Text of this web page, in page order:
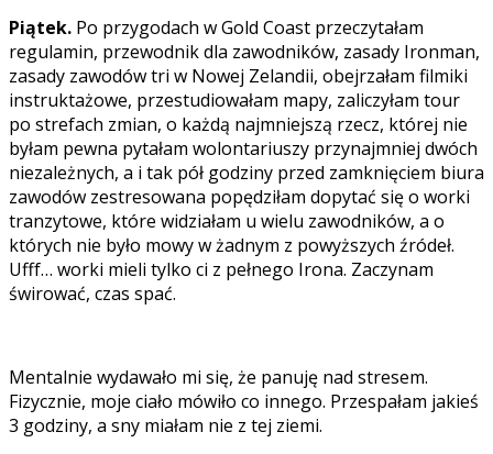
Piątek. Po przygodach w Gold Coast przeczytałam
regulamin, przewodnik dla zawodników, zasady Ironman,
zasady zawodów tri w Nowej Zelandii, obejrzałam filmiki
instruktażowe, przestudiowałam mapy, zaliczyłam tour
po strefach zmian, o każdą najmniejszą rzecz, której nie
byłam pewna pytałam wolontariuszy przynajmniej dwóch
niezależnych, a i tak pół godziny przed zamknięciem biura
zawodów zestresowana popędziłam dopytać się o worki
tranzytowe, które widziałam u wielu zawodników, a o
których nie było mowy w żadnym z powyższych źródeł.
Ufff… worki mieli tylko ci z pełnego Irona. Zaczynam
świrować, czas spać.
Mentalnie wydawało mi się, że panuję nad stresem.
Fizycznie, moje ciało mówiło co innego. Przespałam jakieś
3 godziny, a sny miałam nie z tej ziemi.